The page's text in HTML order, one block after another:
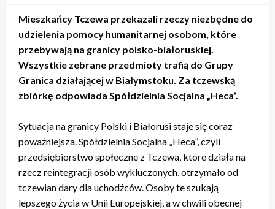
Mieszkańcy Tczewa przekazali rzeczy niezbędne do
udzielenia pomocy humanitarnej osobom, które
przebywają na granicy polsko-białoruskiej.
Wszystkie zebrane przedmioty trafią do Grupy
Granica działającej w Białymstoku. Za tczewską
zbiórkę odpowiada Spółdzielnia Socjalna „Heca”.
Sytuacja na granicy Polski i Białorusi staje się coraz
poważniejsza. Spółdzielnia Socjalna „Heca”, czyli
przedsiębiorstwo społeczne z Tczewa, które działa na
rzecz reintegracji osób wykluczonych, otrzymało od
tczewian dary dla uchodźców. Osoby te szukają
lepszego życia w Unii Europejskiej, a w chwili obecnej